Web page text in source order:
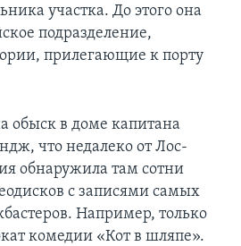
участка. До этого она
подразделение,
прилегающие к порту
обыск в доме капитана
что недалеко от Лос-
обнаружила там сотни
с записями самых
Например, только
комедии «Кот в шляпе».